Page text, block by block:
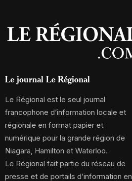
Le journal Le Régional
Le Régional est le seul journal
francophone d’information locale et
régionale en format papier et
numérique pour la grande région de
Niagara, Hamilton et Waterloo.
Le Régional fait partie du réseau de
presse et de portails d’information en